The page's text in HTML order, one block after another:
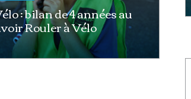
: bilan de 4 années au
Rouler à Vélo